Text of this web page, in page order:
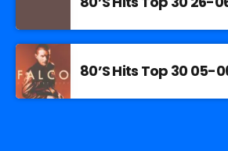
80’S Hits Top 30 05-